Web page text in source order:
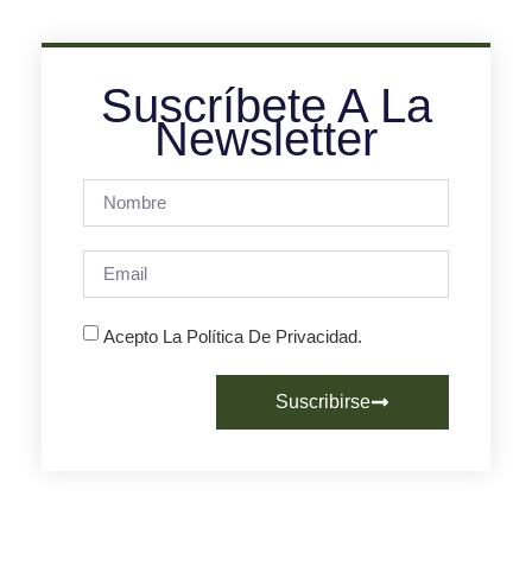
Suscríbete A La
Newsletter
Acepto La Política De Privacidad.
Suscribirse